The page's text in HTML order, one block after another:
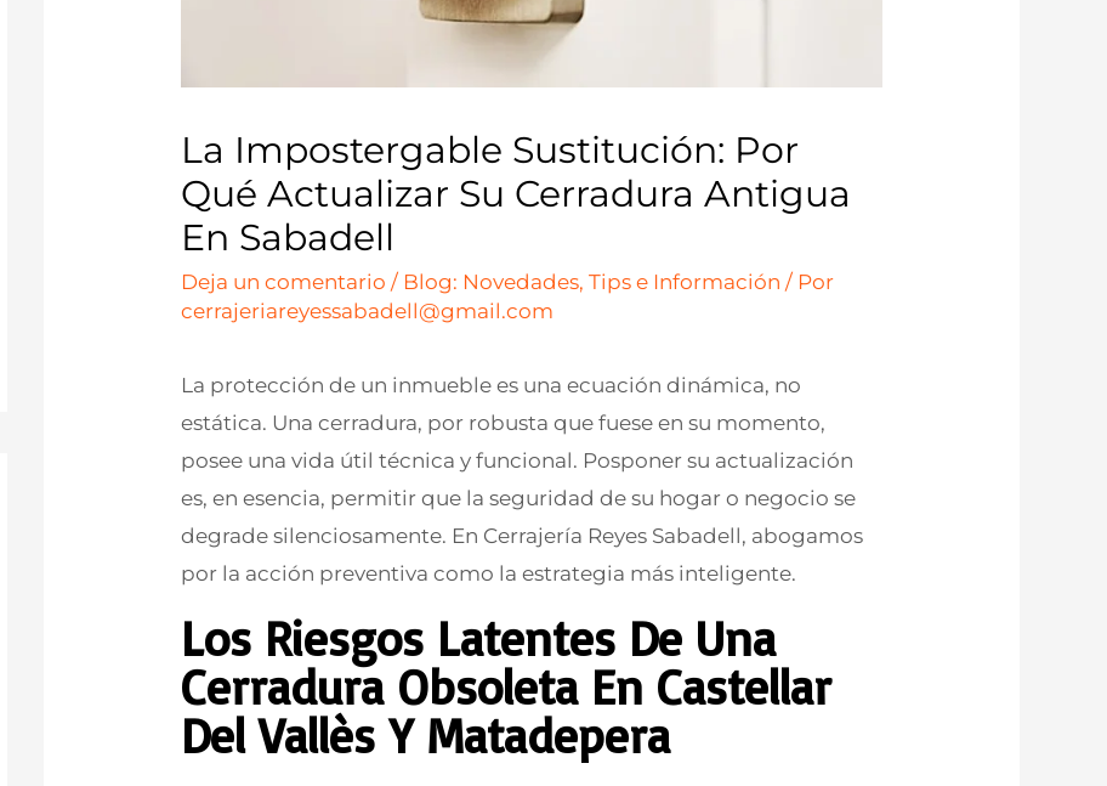
La Impostergable Sustitución: Por
Qué Actualizar Su Cerradura Antigua
En Sabadell
Deja un comentario / Blog: Novedades, Tips e Información / Por
cerrajeriareyessabadell@gmail.com
La protección de un inmueble es una ecuación dinámica, no
estática. Una cerradura, por robusta que fuese en su momento,
posee una vida útil técnica y funcional. Posponer su actualización
es, en esencia, permitir que la seguridad de su hogar o negocio se
degrade silenciosamente. En Cerrajería Reyes Sabadell, abogamos
por la acción preventiva como la estrategia más inteligente.
Los Riesgos Latentes De Una
Cerradura Obsoleta En Castellar
Del Vallès Y Matadepera